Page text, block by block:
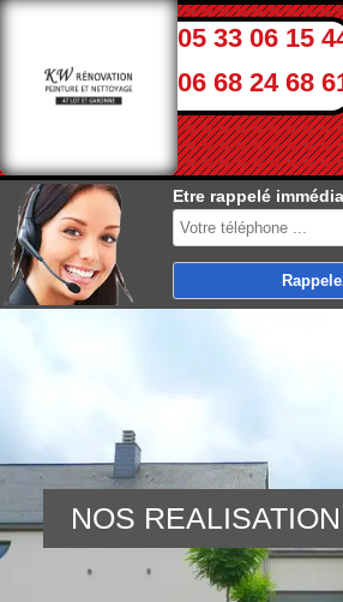
05 33 06 15
06 68 24 68
Etre rappelé
NOS REALISATION